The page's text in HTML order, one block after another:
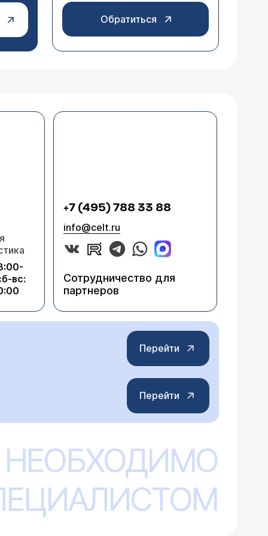
Обратиться
вс:
+7 (495) 788 33 88
info@celt.ru
Сотрудничество для
партнеров
Перейти
Перейти